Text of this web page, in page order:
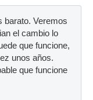
barato. Veremos
el cambio lo
que funcione,
unos años.
que funcione